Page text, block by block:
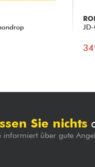
Sie nichts
informiert über gute